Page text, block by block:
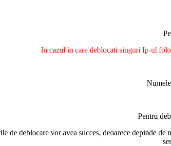
In cazul in care deblocati singuri Ip-ul
Pentru
de deblocare vor avea succes, deoarece depinde